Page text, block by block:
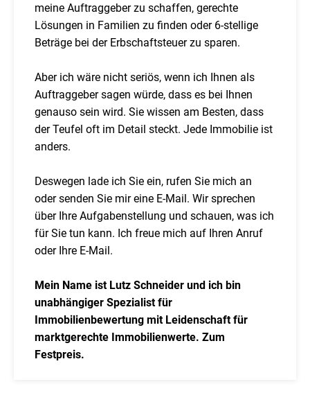
meine Auftraggeber zu schaffen, gerechte
Lösungen in Familien zu finden oder 6-stellige
Beträge bei der Erbschaftsteuer zu sparen.
Aber ich wäre nicht seriös, wenn ich Ihnen als
Auftraggeber sagen würde, dass es bei Ihnen
genauso sein wird. Sie wissen am Besten, dass
der Teufel oft im Detail steckt. Jede Immobilie ist
anders.
Deswegen lade ich Sie ein, rufen Sie mich an
oder senden Sie mir eine E-Mail. Wir sprechen
über Ihre Aufgabenstellung und schauen, was ich
für Sie tun kann. Ich freue mich auf Ihren Anruf
oder Ihre E-Mail.
Mein Name ist Lutz Schneider und ich bin
unabhängiger Spezialist für
Immobilienbewertung mit Leidenschaft für
marktgerechte Immobilienwerte. Zum
Festpreis.